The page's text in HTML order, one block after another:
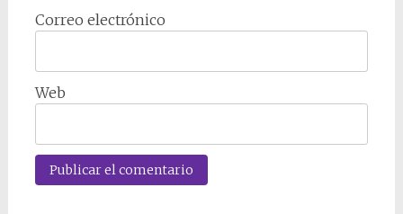
Correo electrónico
Web